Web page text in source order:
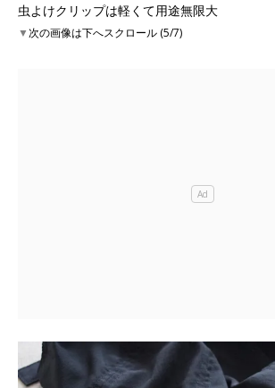
虫よけクリップは軽くて用途無限大
▼次の画像は下へスクロール (5/7)